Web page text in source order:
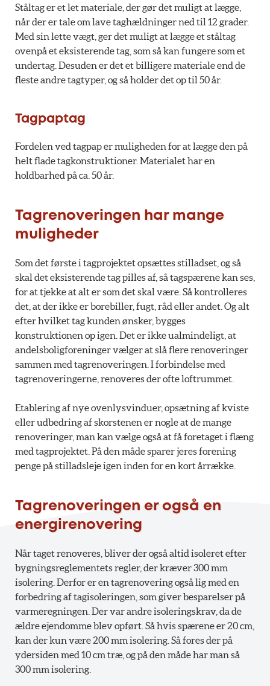
Ståltag er et let materiale, der gør det muligt at lægge,
når der er tale om lave taghældninger ned til 12 grader.
Med sin lette vægt, ger det muligt at lægge et ståltag
ovenpå et eksisterende tag, som så kan fungere som et
undertag. Desuden er det et billigere materiale end de
fleste andre tagtyper, og så holder det op til 50 år.
Tagpaptag
Fordelen ved tagpap er muligheden for at lægge den på
helt flade tagkonstruktioner. Materialet har en
holdbarhed på ca. 50 år.
Tagrenoveringen har mange
muligheder
Som det første i tagprojektet opsættes stilladset, og så
skal det eksisterende tag pilles af, så tagspærene kan ses,
for at tjekke at alt er som det skal være. Så kontrolleres
det, at der ikke er borebiller, fugt, råd eller andet. Og alt
efter hvilket tag kunden ønsker, bygges
konstruktionen op igen. Det er ikke ualmindeligt, at
andelsboligforeninger vælger at slå flere renoveringer
sammen med tagrenoveringen. I forbindelse med
tagrenoveringerne, renoveres der ofte loftrummet.
Etablering af nye ovenlysvinduer, opsætning af kviste
eller udbedring af skorstenen er nogle at de mange
renoveringer, man kan vælge også at få foretaget i flæng
med tagprojektet. På den måde sparer jeres forening
penge på stilladsleje igen inden for en kort årrække.
Tagrenoveringen er også en
energirenovering
Når taget renoveres, bliver der også altid isoleret efter
bygningsreglementets regler, der kræver 300 mm
isolering. Derfor er en tagrenovering også lig med en
forbedring af tagisoleringen, som giver besparelser på
varmeregningen. Der var andre isoleringskrav, da de
ældre ejendomme blev opført. Så hvis spærene er 20 cm,
kan der kun være 200 mm isolering. Så fores der på
ydersiden med 10 cm træ, og på den måde har man så
300 mm isolering.